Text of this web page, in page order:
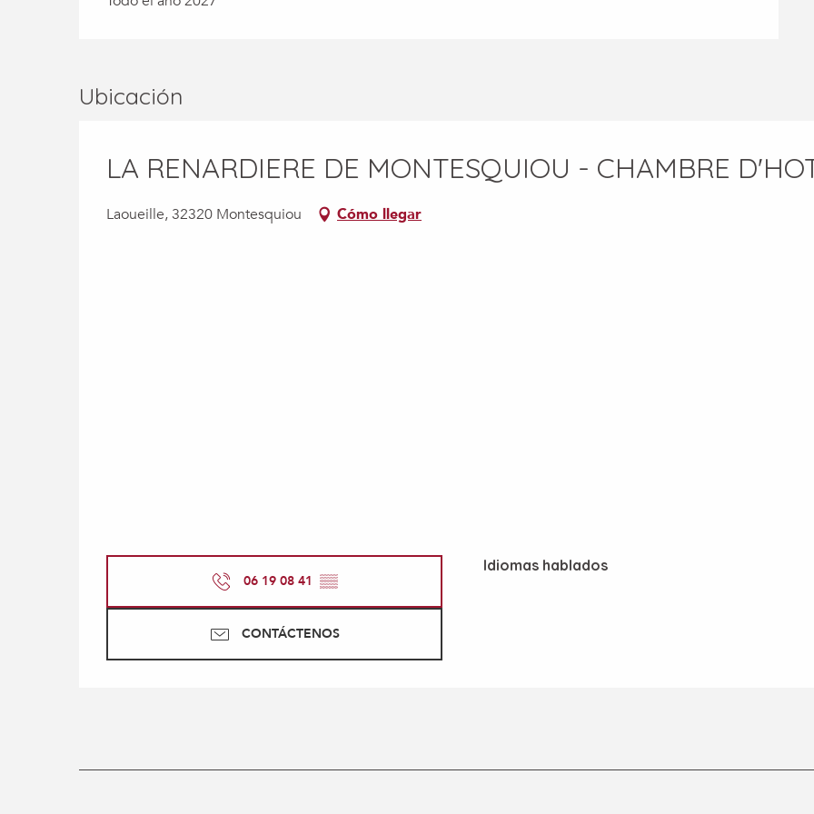
Ubicación
LA RENARDIERE DE MONTESQUIOU - CHAMBRE
Laoueille, 32320 Montesquiou Cómo llegar
06 19 08 41 ▒▒
CONTÁCTENOS
Idiomas hablados
Idiomas hablados